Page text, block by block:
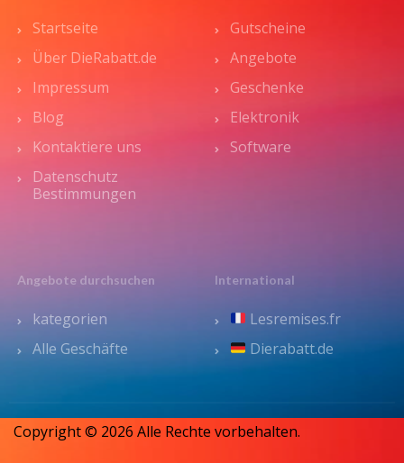
Startseite
Über DieRabatt.de
Impressum
Blog
Kontaktiere uns
Datenschutz
Bestimmungen
Gutscheine
Angebote
Geschenke
Elektronik
Software
Angebote durchsuchen
kategorien
Alle Geschäfte
International
Lesremises.fr
Dierabatt.de
Copyright © 2026 Alle Rechte vorbehalten.